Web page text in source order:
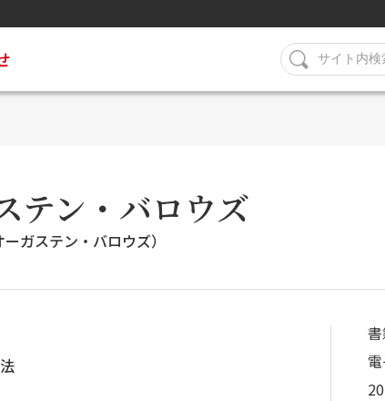
テン・バロウズ
ーガステン・バロウズ）